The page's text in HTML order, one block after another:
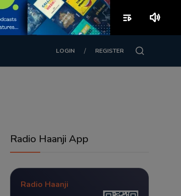
LOGIN / REGISTER
Radio Haanji App
Radio Haanji
playlist_play volume_up